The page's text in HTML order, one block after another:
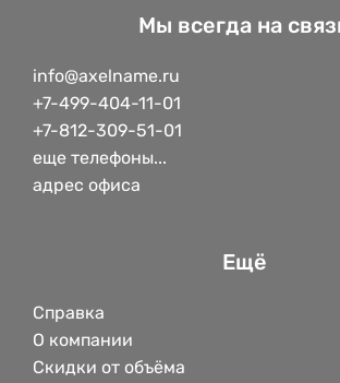
Мы всегда на
info@axelname.ru
+7-499-404-11-01
+7-812-309-51-01
еще телефоны...
адрес офиса
Ещё
Справка
О компании
Скидки от объёма